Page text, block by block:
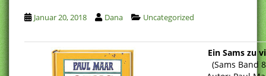
Januar 20, 2018 Dana Uncategorized
Ein Sams zu
(Sams Band